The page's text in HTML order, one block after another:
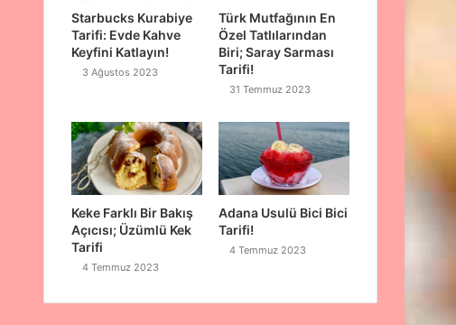
Starbucks Kurabiye
Tarifi: Evde Kahve
Keyfini Katlayın!
3 Ağustos 2023
Türk Mutfağının En
Özel Tatlılarından
Biri; Saray Sarması
Tarifi!
31 Temmuz 2023
Keke Farklı Bir Bakış
Açıcısı; Üzümlü Kek
Tarifi
4 Temmuz 2023
Adana Usulü Bici Bici
Tarifi!
4 Temmuz 2023